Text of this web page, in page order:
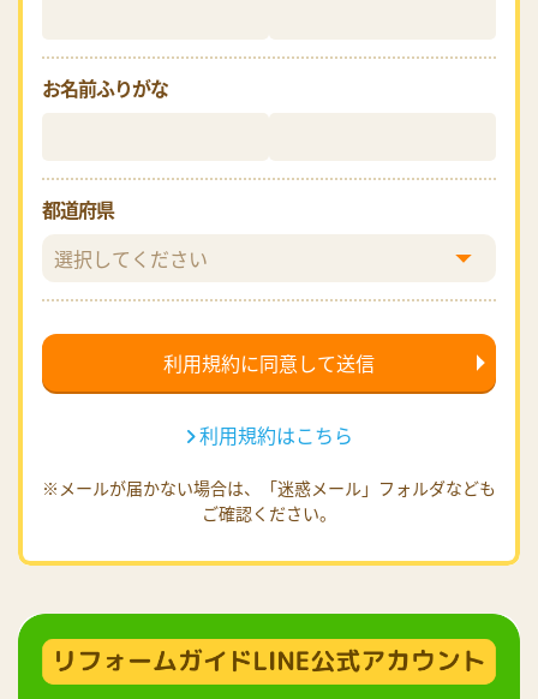
お名前ふりがな
都道府県
利用規約はこちら
※メールが届かない場合は、「迷惑メール」フォルダなども
ご確認ください。